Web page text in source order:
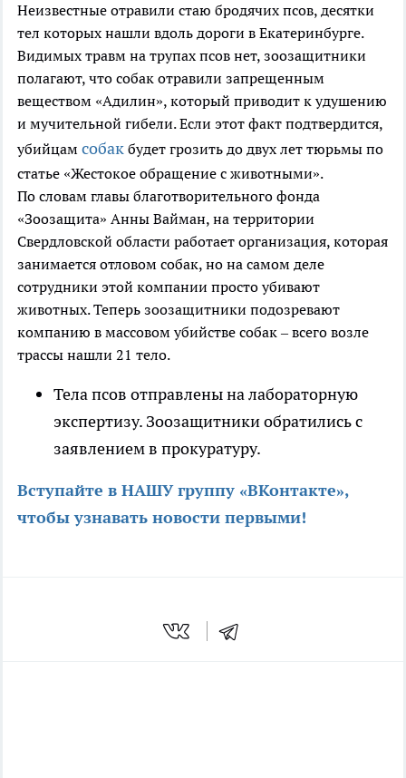
Неизвестные отравили стаю бродячих псов, десятки
тел которых нашли вдоль дороги в Екатеринбурге.
Видимых травм на трупах псов нет, зоозащитники
полагают, что собак отравили запрещенным
веществом «Адилин», который приводит к удушению
и мучительной гибели. Если этот факт подтвердится,
убийцам собак будет грозить до двух лет тюрьмы по
статье «Жестокое обращение с животными».
По словам главы благотворительного фонда
«Зоозащита» Анны Вайман, на территории
Свердловской области работает организация, которая
занимается отловом собак, но на самом деле
сотрудники этой компании просто убивают
животных. Теперь зоозащитники подозревают
компанию в массовом убийстве собак – всего возле
трассы нашли 21 тело.
Тела псов отправлены на лабораторную
экспертизу. Зоозащитники обратились с
заявлением в прокуратуру.
Вступайте в НАШУ группу «ВКонтакте»,
чтобы узнавать новости первыми!